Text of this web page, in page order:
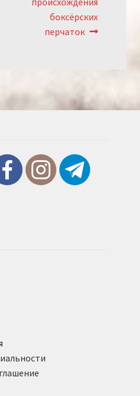
боксёрских
перчаток